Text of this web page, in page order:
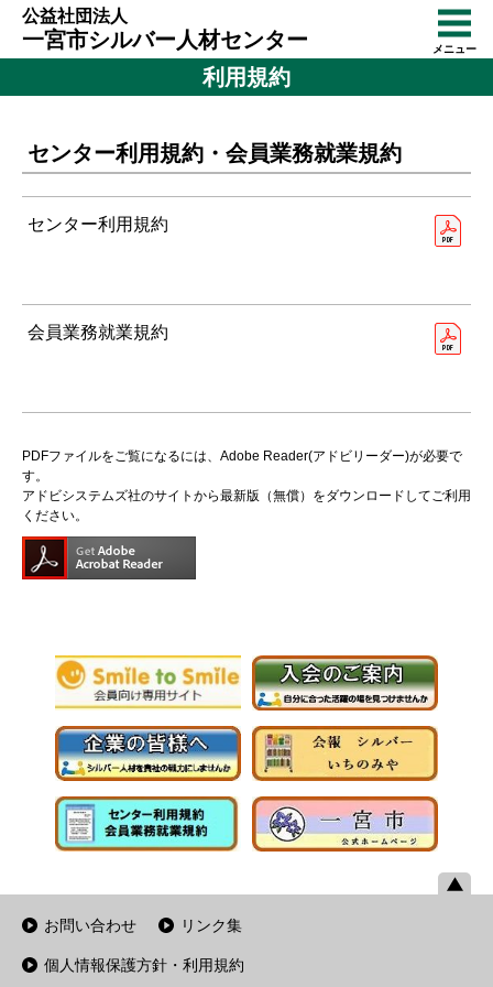
公益社団法人
一宮市シルバー人材センター メニュー
利用規約
センター利用規約・会員業務就業規約
センター利用規約
会員業務就業規約
PDFファイルをご覧になるには、Adobe Reader(アドビリーダー)が必要で
す。
アドビシステムズ社のサイトから最新版（無償）をダウンロードしてご利用
ください。
お問い合わせ リンク集
個人情報保護方針・利用規約